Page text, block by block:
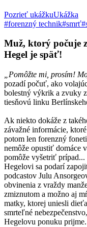
Pozrieť ukážkuUkážka
#forenzný technik#smrť
Muž, ktorý počuje
Hegel je späť!
„Pomôžte mi, prosím!
pozadí počuť, ako
bolestný výkrik a zvuky
tiesňovú linku
Ak niekto dokáže z
závažné informácie,
potom len forenzný
nemôže opustiť domáce
pomôže vyšetriť prípad...
Hegelovi sa podarí
podcastov Julu
obvinenia z vraždy
zmiznutom a možno aj
matky, ktorej uniesli
smrteľné
Hegelovu ponuku prijme.